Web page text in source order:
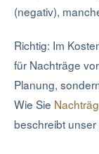
(negativ),
Richtig: Im
für Nachträge
Planung,
Wie Sie
beschreibt